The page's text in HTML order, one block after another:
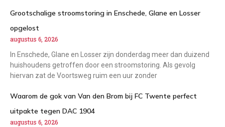
Grootschalige stroomstoring in Enschede, Glane en Losser
opgelost
augustus 6, 2026
In Enschede, Glane en Losser zijn donderdag meer dan duizend
huishoudens getroffen door een stroomstoring. Als gevolg
hiervan zat de Voortsweg ruim een uur zonder
Waarom de gok van Van den Brom bij FC Twente perfect
uitpakte tegen DAC 1904
augustus 6, 2026